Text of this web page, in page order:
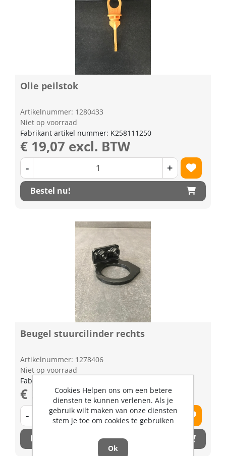
Olie peilstok
Artikelnummer: 1280433
Niet op voorraad
Fabrikant artikel nummer: K258111250
€ 19,07 excl. BTW
- +
Bestel nu!
Beugel stuurcilinder rechts
Artikelnummer: 1278406
Niet op voorraad
Fabrikant artikel nummer: K206316634
€ 35,97 excl. BTW
- +
Bestel nu!
Cookies Helpen ons om een betere
diensten te kunnen verlenen. Als je
gebruik wilt maken van onze diensten
stem je toe om cookies te gebruiken
Ok